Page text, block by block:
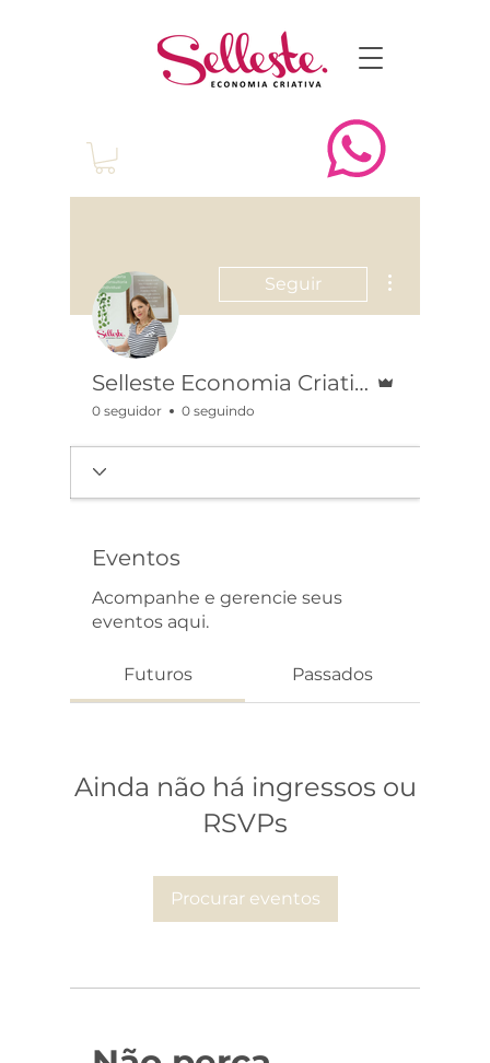
Seguir
Selleste Economia Criativa
0 seguidor 0 seguindo
Eventos
Acompanhe e gerencie seus
eventos aqui.
Futuros Passados
Ainda não há ingressos ou
RSVPs
Procurar eventos